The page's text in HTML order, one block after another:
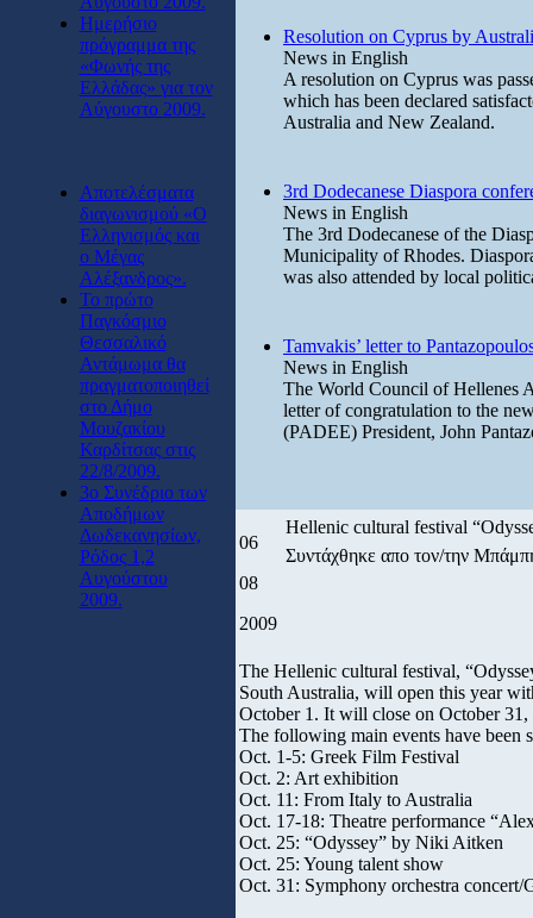
Ημερήσιο
πρόγραμμα της
«Φωνής της
Ελλάδας» για τον
Αύγουστο 2009.
Αποτελέσματα
διαγωνισμού «Ο
Ελληνισμός και
ο Μέγας
Αλέξανδρος».
Το πρώτο
Παγκόσμιο
Θεσσαλικό
Αντάμωμα θα
πραγματοποιηθεί
στο Δήμο
Μουζακίου
Καρδίτσας στις
22/8/2009.
3ο Συνέδριο των
Αποδήμων
Δωδεκανησίων,
Ρόδος 1,2
Αυγούστου
2009.
Resolution on Cyprus by
News in English
A resolution on Cyprus was
which has been declared
Australia and New Zealand.
3rd Dodecanese Diaspora
News in English
The 3rd Dodecanese of the
Municipality of Rhodes.
was also attended by local
Tamvakis’ letter to
News in English
The World Council of Hellenes
letter of congratulation to the
(PADEE) President, John
06
08
2009
Hellenic cultural festival
Συντάχθηκε απο τον/την
The Hellenic cultural festival,
South Australia, will open this year
October 1. It will close on October
The following main events have been
Oct. 1-5: Greek Film Festival
Oct. 2: Art exhibition
Oct. 11: From Italy to Australia
Oct. 17-18: Theatre performance
Oct. 25: “Odyssey” by Niki Aitken
Oct. 25: Young talent show
Oct. 31: Symphony orchestra